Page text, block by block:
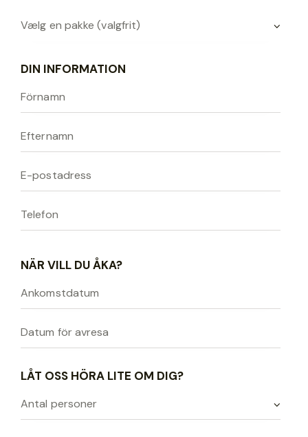
DIN INFORMATION
NÄR VILL DU ÅKA?
LÅT OSS HÖRA LITE OM DIG?